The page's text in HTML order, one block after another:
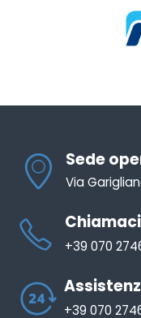
Sede
Via
+39 070
+39 070